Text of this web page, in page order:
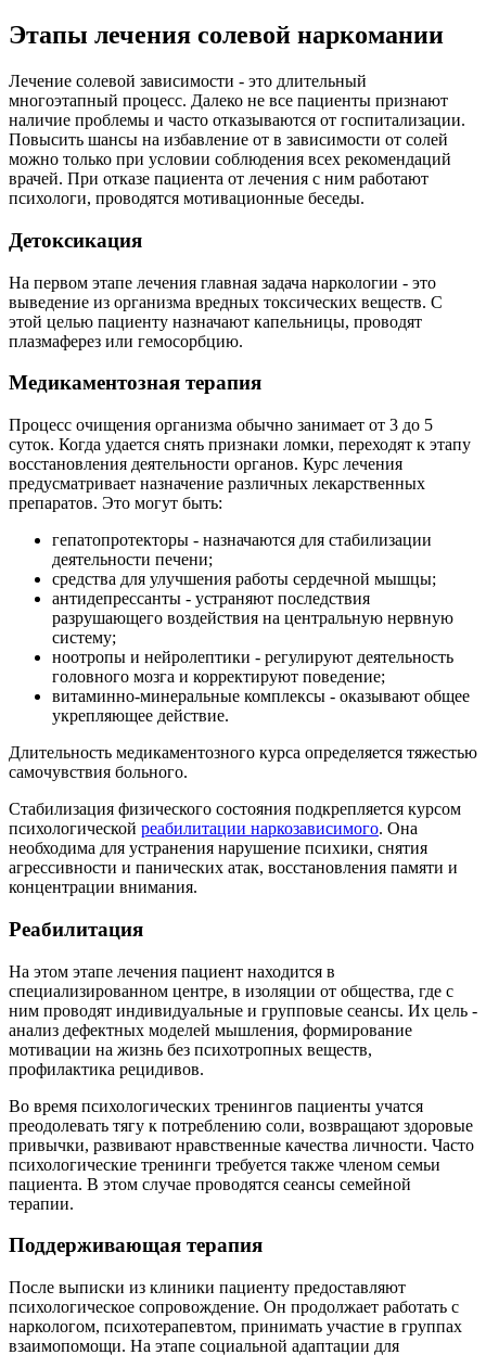
Этапы лечения солевой наркомании
Лечение солевой зависимости - это длительный
многоэтапный процесс. Далеко не все пациенты признают
наличие проблемы и часто отказываются от госпитализации.
Повысить шансы на избавление от в зависимости от солей
можно только при условии соблюдения всех рекомендаций
врачей. При отказе пациента от лечения с ним работают
психологи, проводятся мотивационные беседы.
Детоксикация
На первом этапе лечения главная задача наркологии - это
выведение из организма вредных токсических веществ. С
этой целью пациенту назначают капельницы, проводят
плазмаферез или гемосорбцию.
Медикаментозная терапия
Процесс очищения организма обычно занимает от 3 до 5
суток. Когда удается снять признаки ломки, переходят к этапу
восстановления деятельности органов. Курс лечения
предусматривает назначение различных лекарственных
препаратов. Это могут быть:
гепатопротекторы - назначаются для стабилизации
деятельности печени;
средства для улучшения работы сердечной мышцы;
антидепрессанты - устраняют последствия
разрушающего воздействия на центральную нервную
систему;
ноотропы и нейролептики - регулируют деятельность
головного мозга и корректируют поведение;
витаминно-минеральные комплексы - оказывают общее
укрепляющее действие.
Длительность медикаментозного курса определяется тяжестью
самочувствия больного.
Стабилизация физического состояния подкрепляется курсом
психологической реабилитации наркозависимого. Она
необходима для устранения нарушение психики, снятия
агрессивности и панических атак, восстановления памяти и
концентрации внимания.
Реабилитация
На этом этапе лечения пациент находится в
специализированном центре, в изоляции от общества, где с
ним проводят индивидуальные и групповые сеансы. Их цель -
анализ дефектных моделей мышления, формирование
мотивации на жизнь без психотропных веществ,
профилактика рецидивов.
Во время психологических тренингов пациенты учатся
преодолевать тягу к потреблению соли, возвращают здоровые
привычки, развивают нравственные качества личности. Часто
психологические тренинги требуется также членом семьи
пациента. В этом случае проводятся сеансы семейной
терапии.
Поддерживающая терапия
После выписки из клиники пациенту предоставляют
психологическое сопровождение. Он продолжает работать с
наркологом, психотерапевтом, принимать участие в группах
взаимопомощи. На этапе социальной адаптации для